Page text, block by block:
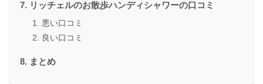
リッチェルのお散歩ハンディシャワーの口コミ
悪い口コミ
良い口コミ
まとめ